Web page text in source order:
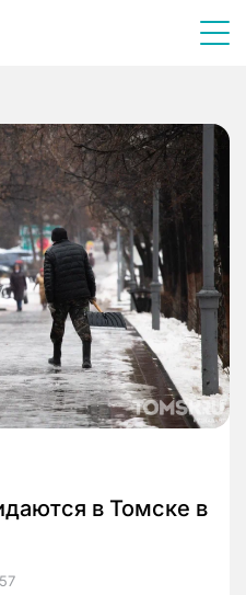
в Томске в